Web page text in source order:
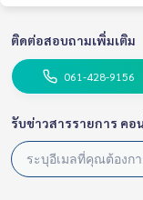
ติดต่อสอบถามเพิ่มเติม
061-428-9156
รับข่าวสารรายการ คอ